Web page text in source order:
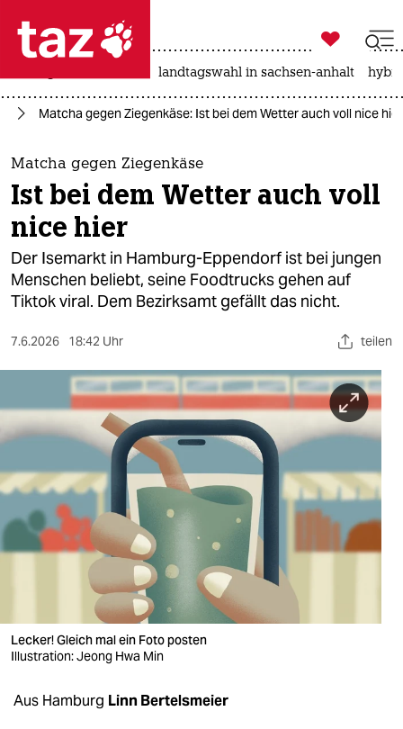
 taz zahl ich
taz zahl ich
themen
politik
öko
gesellschaft
sport
berlin
nord
wahrheit
verlag
veranstaltungen
shop
fragen & hilfe
unterstützen

taz zahl ich
landtagswahl in sachsen-anhalt
Matcha gegen Ziegenkäse: Ist bei dem Wetter auch voll nice hier
Matcha gegen Ziegenkäse
Ist bei dem Wetter auch voll
nice hier
Der Isemarkt in Hamburg-Eppendorf ist bei jungen
Menschen beliebt, seine Foodtrucks gehen auf
Tiktok viral. Dem Bezirksamt gefällt das nicht.
7.6.2026 18:42 Uhr teilen
Lecker! Gleich mal ein Foto posten
Illustration: Jeong Hwa Min
Aus Hamburg Linn Bertelsmeier